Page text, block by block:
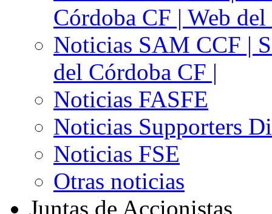
Córdoba CF | Web
Noticias SAM CCF |
del Córdoba CF |
Noticias FASFE
Noticias Supporters
Noticias FSE
Otras noticias
Juntas de Accionistas